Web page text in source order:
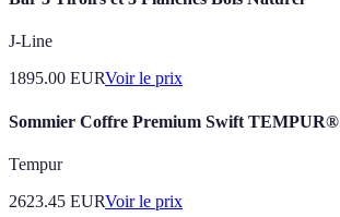
J-Line
1895.00 EURVoir le prix
Sommier Coffre Premium Swift TEMPUR®
Tempur
2623.45 EURVoir le prix